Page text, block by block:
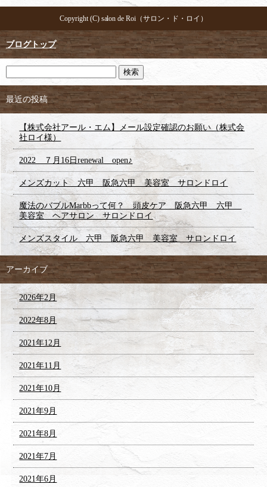
Copyright (C) salon de Roi（サロン・ド・ロイ）
ブログトップ
最近の投稿
【株式会社アール・エム】メール設定確認のお願い（株式会
社ロイ様）
2022 ７月16日renewal open♪
メンズカット 六甲 阪急六甲 美容室 サロンドロイ
魔法のバブルMarbbって何？ 頭皮ケア 阪急六甲 六甲
美容室 ヘアサロン サロンドロイ
メンズスタイル 六甲 阪急六甲 美容室 サロンドロイ
アーカイブ
2026年2月
2022年8月
2021年12月
2021年11月
2021年10月
2021年9月
2021年8月
2021年7月
2021年6月